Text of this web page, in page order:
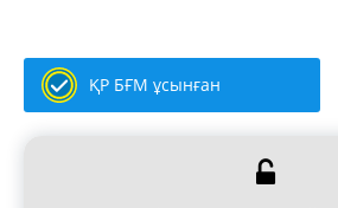
ҚР БҒМ ұсынған